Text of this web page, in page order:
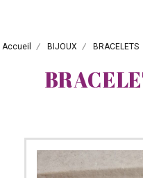
Accueil BIJOUX BRACELETS